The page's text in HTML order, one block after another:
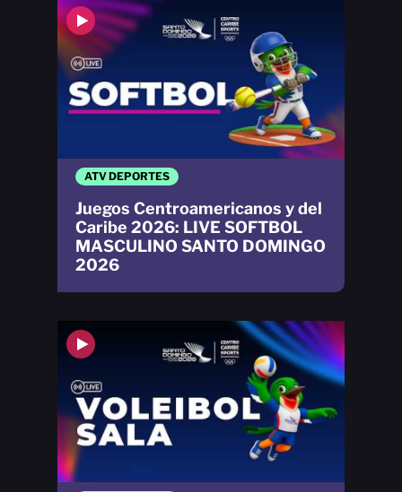
ATV DEPORTES
Juegos Centroamericanos y del
Caribe 2026: LIVE SOFTBOL
MASCULINO SANTO DOMINGO
2026